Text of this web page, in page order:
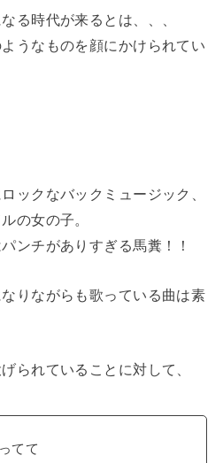
る時代が来るとは、、、
うなものを顔にかけられてい
ックなバックミュージック、
の女の子。
ンチがありすぎる馬糞！！
りながらも歌っている曲は素
られていることに対して、
てて